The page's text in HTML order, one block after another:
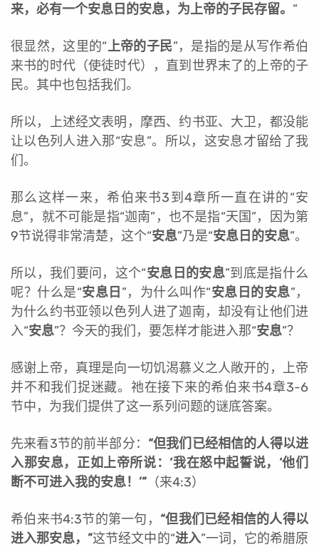
来，必有一个安息日的安息，为上帝的子民存留。 ”
很显然，这里的“上帝的子民”，是指的是从写作希伯
来书的时代（使徒时代），直到世界末了的上帝的子
民。其中也包括我们。
所以，上述经文表明，摩西、约书亚、大卫，都没能
让以色列人进入那“安息”。所以，这安息才留给了我
们。
那么这样一来，希伯来书3到4章所一直在讲的“安
息”，就不可能是指“迦南”，也不是指“天国”，因为第
9节说得非常清楚，这个“安息”乃是“安息日的安息”。
所以，我们要问，这个“安息日的安息”到底是指什么
呢？什么是“安息日 ”，为什么叫作“安息日的安息”，
为什么约书亚领以色列人进了迦南，却没有让他们进
入“安息”？今天的我们，要怎样才能进入那“安息”？
感谢上帝，真理是向一切饥渴慕义之人敞开的，上帝
并不和我们捉迷藏。祂在接下来的希伯来书4章3-6
节中，为我们提供了这一系列问题的谜底答案。
先来看3节的前半部分： “但我们已经相信的人得以进
入那安息，正如上帝所说：‘我在怒中起誓说，‘他们
断不可进入我的安息！’” （来4:3）
希伯来书4:3节的第一句， “但我们已经相信的人得以
进入那安息，”这节经文中的“进入”一词，它的希腊原